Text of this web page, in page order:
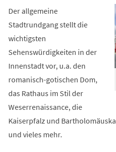
Der allgemeine
Stadtrundgang stellt die
wichtigsten
Sehenswürdigkeiten in der
Innenstadt vor, u.a. den
romanisch-gotischen Dom,
das Rathaus im Stil der
Weserrenaissance, die
Kaiserpfalz und
und vieles mehr.